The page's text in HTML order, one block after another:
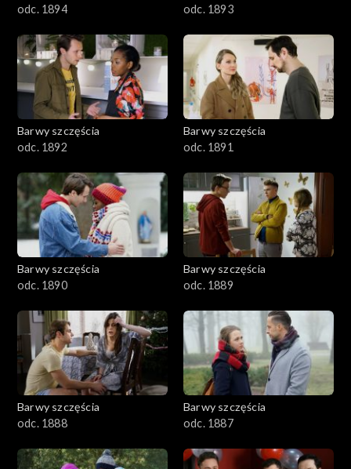
1801–1900
1701–1800
1601–1700
1501–1600
1401–1500
1301–1400
1101–1200
1001–1100
901–1000
801–900
odc. 1894
odc. 1893
Barwy szczęścia
odc. 1892
Barwy szczęścia
odc. 1891
Barwy szczęścia
odc. 1890
Barwy szczęścia
odc. 1889
Barwy szczęścia
odc. 1888
Barwy szczęścia
odc. 1887